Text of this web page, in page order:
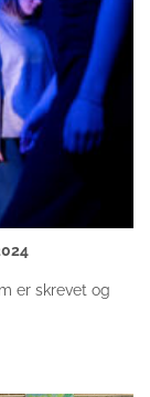
er skrevet og